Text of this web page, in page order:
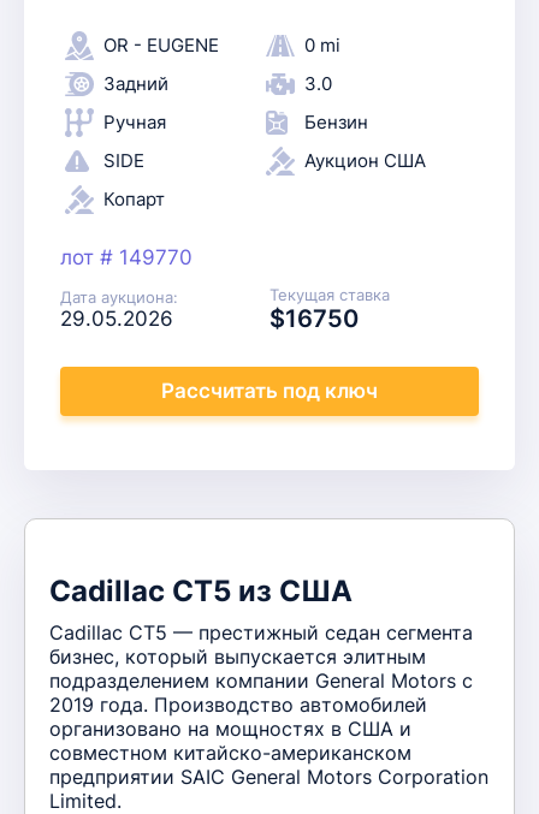
OR - EUGENE
0 mi
Задний
3.0
Ручная
Бензин
SIDE
Аукцион США
Копарт
лот # 149770
Дата аукциона:
29.05.2026
Текущая ставка
$16750
Рассчитать под ключ
Cadillac CT5 из США
Cadillac CT5 — престижный седан сегмента
бизнес, который выпускается элитным
подразделением компании General Motors с
2019 года. Производство автомобилей
организовано на мощностях в США и
совместном китайско-американском
предприятии SAIC General Motors Corporation
Limited.